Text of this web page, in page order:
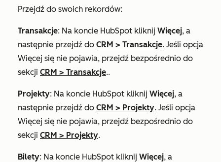
Przejdź do swoich rekordów:
Transakcje: Na koncie HubSpot kliknij Więcej, a
następnie przejdź do CRM > Transakcje. Jeśli opcja
Więcej się nie pojawia, przejdź bezpośrednio do
sekcji CRM > Transakcje..
Projekty: Na koncie HubSpot kliknij Więcej, a
następnie przejdź do CRM > Projekty. Jeśli opcja
Więcej się nie pojawia, przejdź bezpośrednio do
sekcji CRM > Projekty.
Bilety: Na koncie HubSpot kliknij Więcej, a